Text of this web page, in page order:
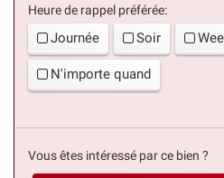
Heure de rappel préférée:
Journée Soir
N'importe quand
Vous êtes intéressé par ce bien ?